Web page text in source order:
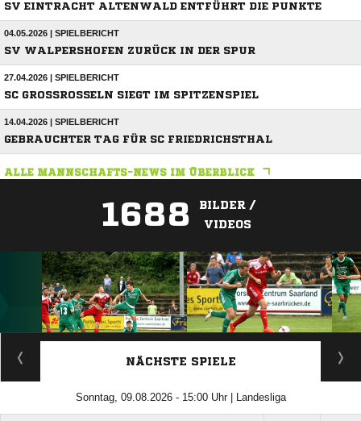
SV EINTRACHT ALTENWALD ENTFÜHRT DIE PUNKTE
04.05.2026 | SPIELBERICHT
SV WALPERSHOFEN ZURÜCK IN DER SPUR
27.04.2026 | SPIELBERICHT
SC GROSSROSSELN SIEGT IM SPITZENSPIEL
14.04.2026 | SPIELBERICHT
GEBRAUCHTER TAG FÜR SC FRIEDRICHSTHAL
ALLE MANNSCHAFTS-NEWS IM ÜBERBLICK
1688
BILDER /
VIDEOS
ANZEIGE
NÄCHSTE SPIELE
Sonntag, 09.08.2026 - 15:00 Uhr | Landesliga